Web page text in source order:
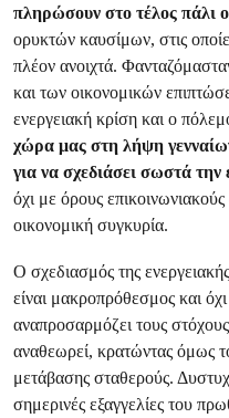
πληρώσουν στο τέλος πάλι
ορυκτών καυσίμων, στις
πλέον ανοιχτά.
και των οικονομικών
ενεργειακή κρίση και ο
χώρα μας στη λήψη
για να σχεδιάσει σωστά την
όχι με όρους
οικονομική συγκυρία.
Ο σχεδιασμός της
είναι μακροπρόθεσμος και
αναπροσαρμόζει τους
αναθεωρεί, κρατώντας όμως
μετάβασης σταθερούς.
σημερινές εξαγγελίες του